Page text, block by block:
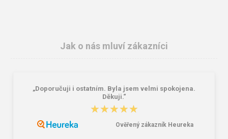
ARDON FLORET Dámská polokošile
CXS POMONA Dámská bunda šedá
Jak o nás mluví zákazníci
„Doporučuji i ostatním. Byla jsem velmi spokojena.
Děkuji.“
★★★★★
★★★★★
Ověřený zákazník Heureka